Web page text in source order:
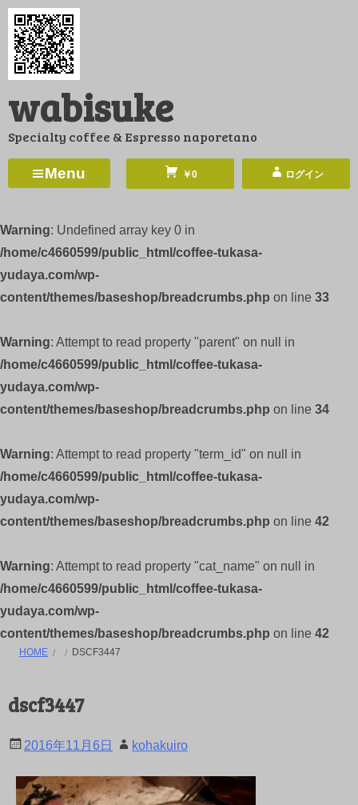
コ
ン
ツ
ス
ッ
wabisuke
Specialty coffee & Espresso naporetano
Menu ￥0 ログイン
Warning: Undefined array key 0 in
/home/c4660599/public_html/coffee-tukasa-
yudaya.com/wp-
content/themes/baseshop/breadcrumbs.php on line 33
Warning: Attempt to read property "parent" on null in
/home/c4660599/public_html/coffee-tukasa-
yudaya.com/wp-
content/themes/baseshop/breadcrumbs.php on line 34
Warning: Attempt to read property "term_id" on null in
/home/c4660599/public_html/coffee-tukasa-
yudaya.com/wp-
content/themes/baseshop/breadcrumbs.php on line 42
Warning: Attempt to read property "cat_name" on null in
/home/c4660599/public_html/coffee-tukasa-
yudaya.com/wp-
content/themes/baseshop/breadcrumbs.php on line 42
HOME DSCF3447
dscf3447
2016年11月6日 kohakuiro